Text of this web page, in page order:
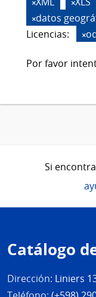
datos
Licencias:
Por favor
Si
de
página
Catálogo
Dirección: Liniers